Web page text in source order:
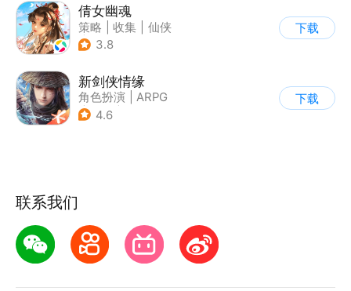
倩女幽魂
策略 收集
仙侠
| 倩女幽魂
3.8
下载
新剑侠情缘
角色扮演
ARPG
| 武侠
4.6
下载
联系我们